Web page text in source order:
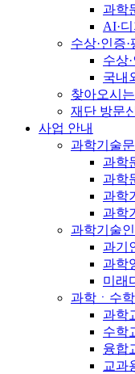
과학
AI·
수상·인증
수상
국내
찾아오시
재단 방문
사업 안내
과학기술
과학
과학
과학
과학
과학기술
과기
과학
미래
과학ㆍ수
과학
수학
융합
교과